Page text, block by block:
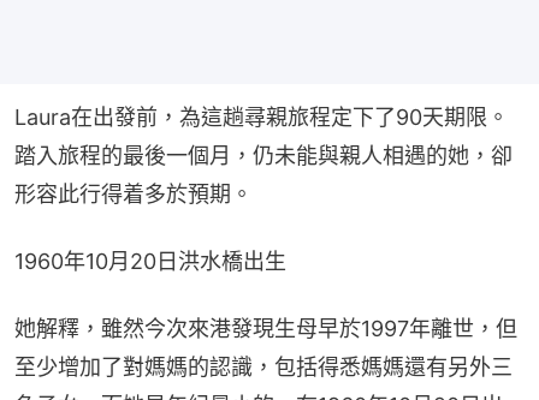
Laura在出發前，為這趟尋親旅程定下了90天期限。
踏入旅程的最後一個月，仍未能與親人相遇的她，卻
形容此行得着多於預期。
1960年10月20日洪水橋出生
她解釋，雖然今次來港發現生母早於1997年離世，但
至少增加了對媽媽的認識，包括得悉媽媽還有另外三